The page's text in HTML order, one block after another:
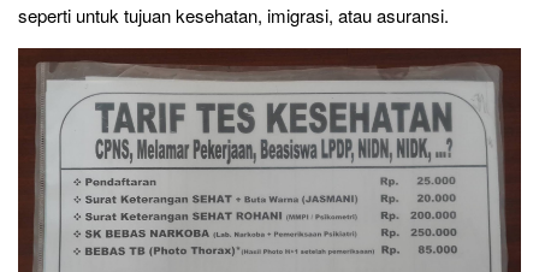
seperti untuk tujuan kesehatan, imigrasi, atau asuransi.